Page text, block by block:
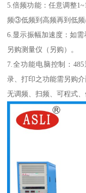
5.倍频功能：任意调整
频③低频到高频再到低
6.显示振幅加速度：如
另购测量仪（另购）。
7.全功能电脑控制：
录、打印之功能需另购
无调频、扫频、可程式、